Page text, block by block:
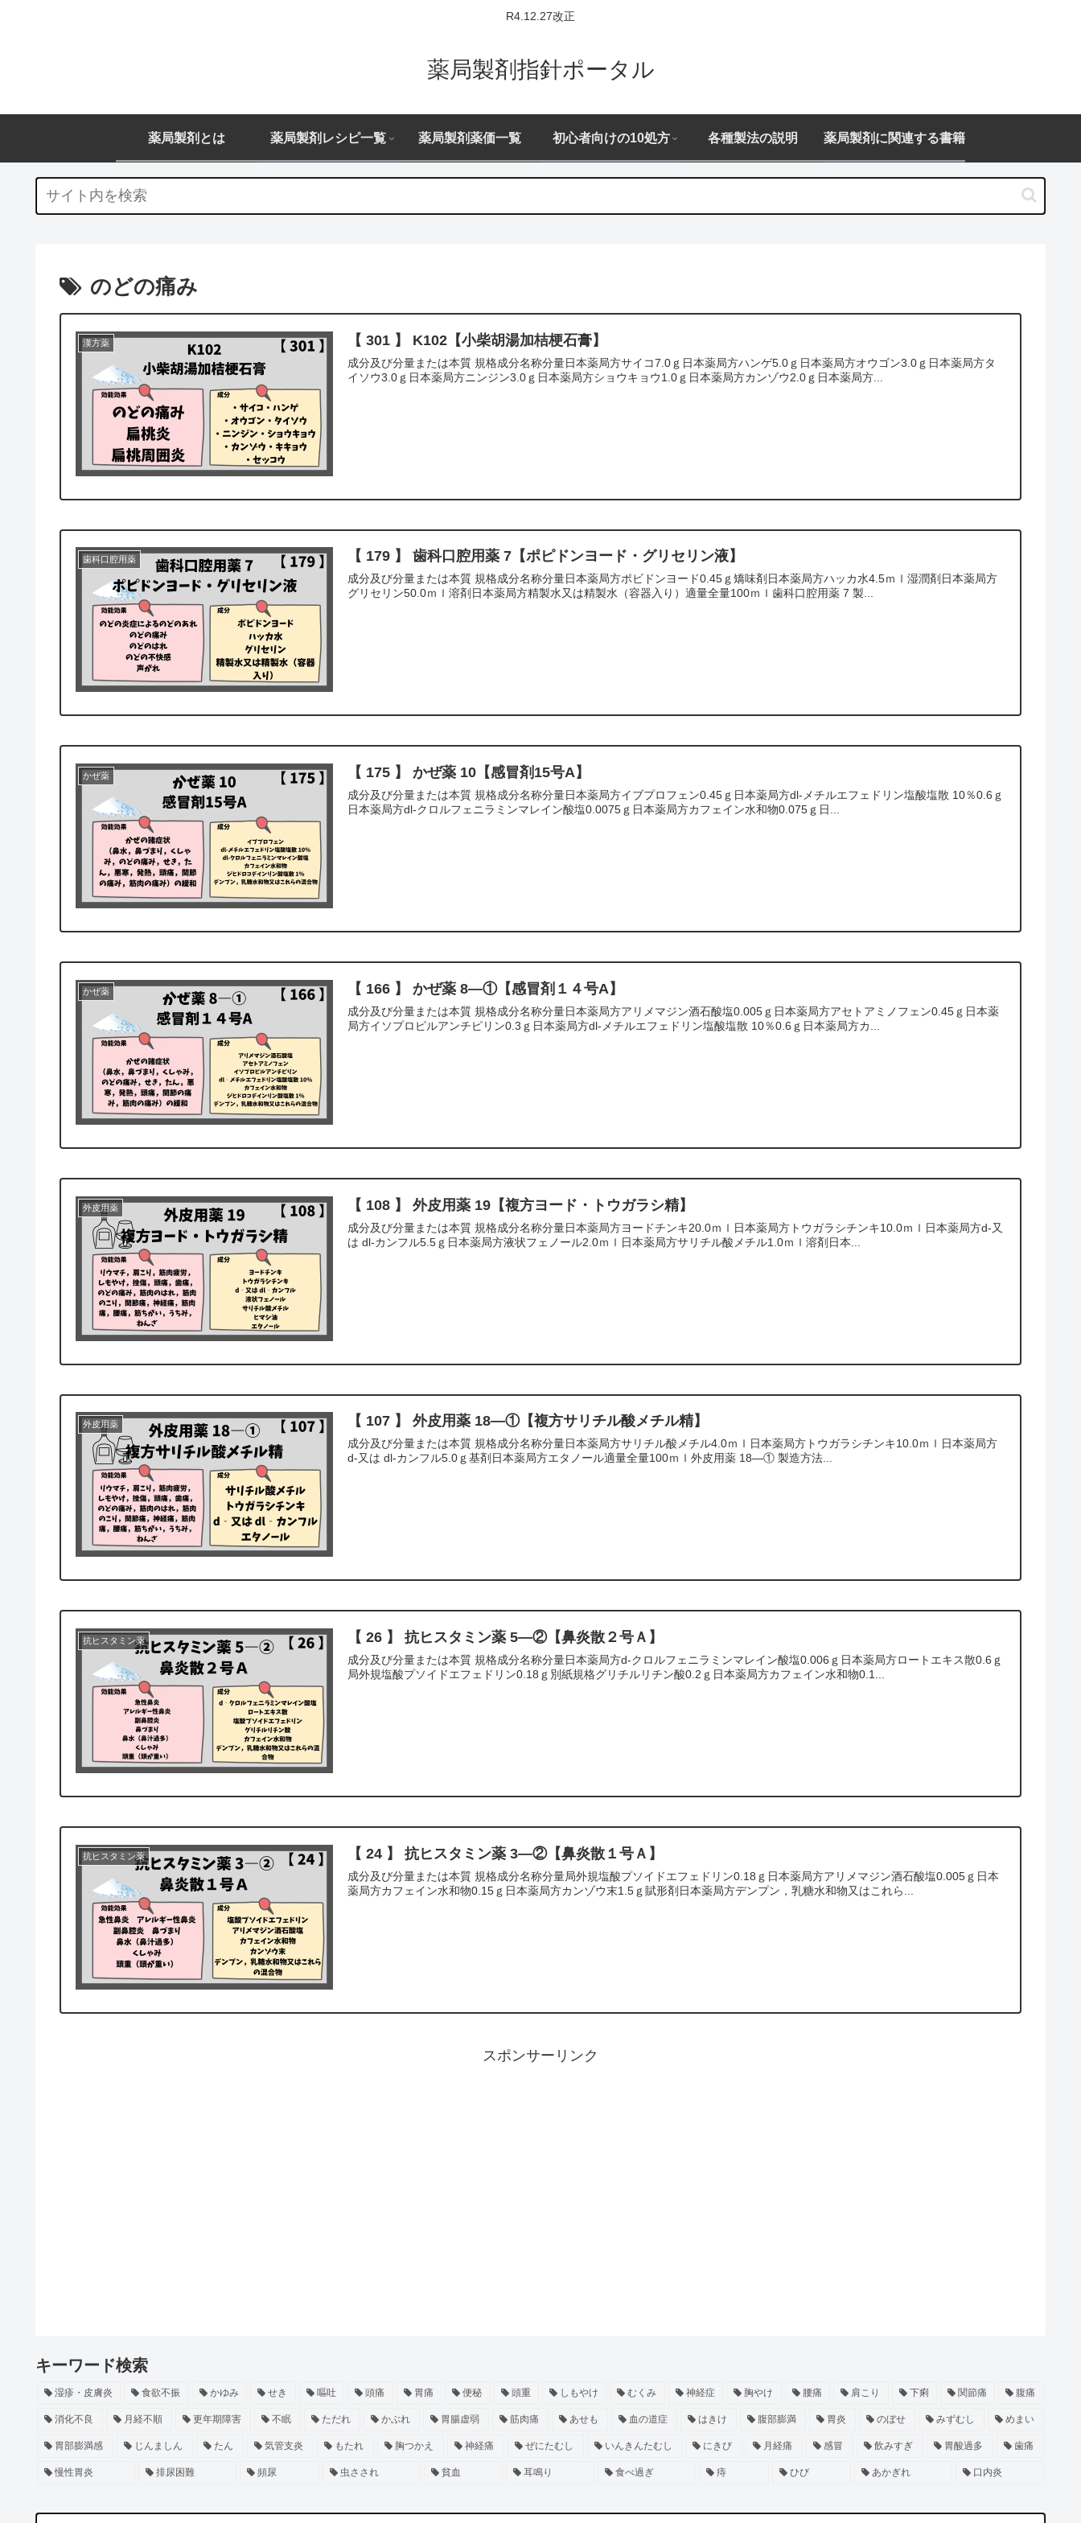
R4.12.27改正
薬局製剤指針ポータル
薬局製剤とは 薬局製剤レシピ一覧 薬局製剤薬価一覧 初心者向けの10処方 各種製法の説明 薬局製剤に関連する書籍
のどの痛み
漢方薬 【 301 】 K102【小柴胡湯加桔梗石膏】
成分及び分量または本質 規格成分名称分量日本薬局方サイコ7.0ｇ日本薬局方ハンゲ5.0ｇ日本薬局方オウゴン3.0ｇ日本薬局方タ
イソウ3.0ｇ日本薬局方ニンジン3.0ｇ日本薬局方ショウキョウ1.0ｇ日本薬局方カンゾウ2.0ｇ日本薬局方...
歯科口腔用薬 【 179 】 歯科口腔用薬 7【ポピドンヨード・グリセリン液】
成分及び分量または本質 規格成分名称分量日本薬局方ポビドンヨード0.45ｇ矯味剤日本薬局方ハッカ水4.5ｍｌ湿潤剤日本薬局方
グリセリン50.0ｍｌ溶剤日本薬局方精製水又は精製水（容器入り）適量全量100ｍｌ歯科口腔用薬 7 製...
かぜ薬 【 175 】 かぜ薬 10【感冒剤15号A】
成分及び分量または本質 規格成分名称分量日本薬局方イブプロフェン0.45ｇ日本薬局方dl-メチルエフェドリン塩酸塩散 10％0.6ｇ
日本薬局方dl-クロルフェニラミンマレイン酸塩0.0075ｇ日本薬局方カフェイン水和物0.075ｇ日...
かぜ薬 【 166 】 かぜ薬 8―①【感冒剤１４号A】
成分及び分量または本質 規格成分名称分量日本薬局方アリメマジン酒石酸塩0.005ｇ日本薬局方アセトアミノフェン0.45ｇ日本薬
局方イソプロピルアンチピリン0.3ｇ日本薬局方dl‐メチルエフェドリン塩酸塩散 10％0.6ｇ日本薬局方カ...
外皮用薬 【 108 】 外皮用薬 19【複方ヨード・トウガラシ精】
成分及び分量または本質 規格成分名称分量日本薬局方ヨードチンキ20.0ｍｌ日本薬局方トウガラシチンキ10.0ｍｌ日本薬局方d‐又
は dl‐カンフル5.5ｇ日本薬局方液状フェノール2.0ｍｌ日本薬局方サリチル酸メチル1.0ｍｌ溶剤日本...
外皮用薬 【 107 】 外皮用薬 18―①【複方サリチル酸メチル精】
成分及び分量または本質 規格成分名称分量日本薬局方サリチル酸メチル4.0ｍｌ日本薬局方トウガラシチンキ10.0ｍｌ日本薬局方
d‐又は dl‐カンフル5.0ｇ基剤日本薬局方エタノール適量全量100ｍｌ外皮用薬 18―① 製造方法...
抗ヒスタミン薬 【 26 】 抗ヒスタミン薬 5―②【鼻炎散２号Ａ】
成分及び分量または本質 規格成分名称分量日本薬局方d‐クロルフェニラミンマレイン酸塩0.006ｇ日本薬局方ロートエキス散0.6ｇ
局外規塩酸プソイドエフェドリン0.18ｇ別紙規格グリチルリチン酸0.2ｇ日本薬局方カフェイン水和物0.1...
抗ヒスタミン薬 【 24 】 抗ヒスタミン薬 3―②【鼻炎散１号Ａ】
成分及び分量または本質 規格成分名称分量局外規塩酸プソイドエフェドリン0.18ｇ日本薬局方アリメマジン酒石酸塩0.005ｇ日本
薬局方カフェイン水和物0.15ｇ日本薬局方カンゾウ末1.5ｇ賦形剤日本薬局方デンプン，乳糖水和物又はこれら...
スポンサーリンク
キーワード検索
湿疹・皮膚炎 食欲不振 かゆみ せき 嘔吐 頭痛 胃痛 便秘 頭重 しもやけ むくみ 神経症 胸やけ 腰痛 肩こり 下痢 関節痛 腹痛
消化不良 月経不順 更年期障害 不眠 ただれ かぶれ 胃腸虚弱 筋肉痛 あせも 血の道症 はきけ 腹部膨満 胃炎 のぼせ みずむし めまい
胃部膨満感 じんましん たん 気管支炎 もたれ 胸つかえ 神経痛 ぜにたむし いんきんたむし にきび 月経痛 感冒 飲みすぎ 胃酸過多 歯痛
慢性胃炎 排尿困難 頻尿 虫さされ 貧血 耳鳴り 食べ過ぎ 痔 ひび あかぎれ 口内炎